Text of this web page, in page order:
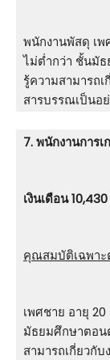
พนักงานพัสดุ เพ
ไม่ต่ำกว่า ชั้นมั
รู้ความสามารถ
สารบรรณเป็นอ
7. พนักงานการ
เงินเดือน
คุณสมบัติเฉพาะ
เพศชาย อายุ
มัธยมศึกษาตอน
สามารถเกี่ยวกั